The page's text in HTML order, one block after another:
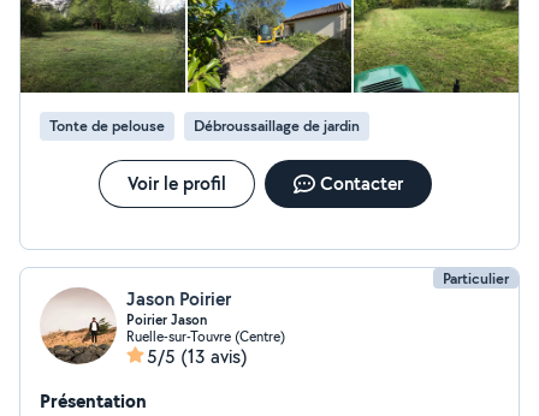
Tonte de pelouse Débroussaillage de jardin
Voir le profil Contacter
Particulier
Jason Poirier
Poirier Jason
Ruelle-sur-Touvre (Centre)
5/5 (13 avis)
Présentation